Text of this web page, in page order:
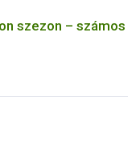
szezon – számos